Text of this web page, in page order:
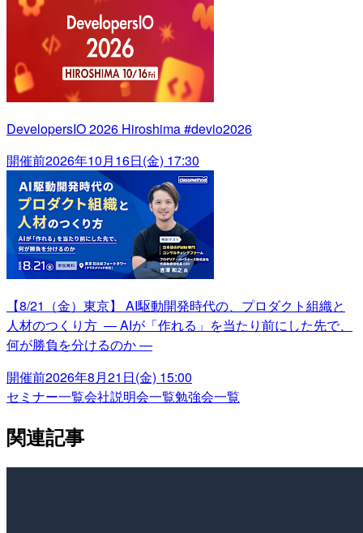
DevelopersIO 2026 Hiroshima #devio2026
開催前2026年10月16日(金) 17:30
【8/21（金）東京】 AI駆動開発時代の、プロダクト組織と
人材のつくり方 ― AIが「作れる」を当たり前にした先で、
何が勝負を分けるのか ―
開催前2026年8月21日(金) 15:00
セミナー一覧会社説明会一覧勉強会一覧
関連記事